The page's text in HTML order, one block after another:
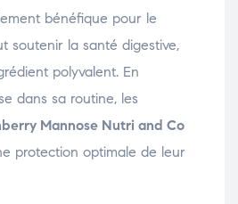
bénéfique pour le
soutenir la santé digestive,
polyvalent. En
dans sa routine, les
Mannose Nutri and Co
protection optimale de leur